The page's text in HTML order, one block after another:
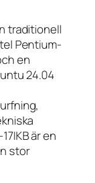
traditionell
Pentium-
en
24.04
är en
stor